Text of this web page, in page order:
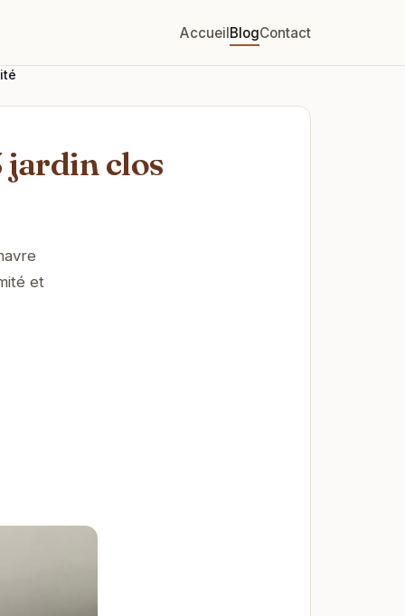
AccueilBlogContact
jardin clos
et